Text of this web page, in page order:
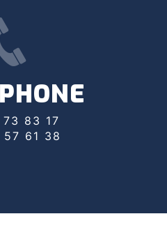
73 83 17
57 61 38